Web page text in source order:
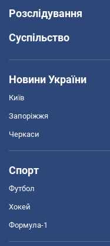
Розслідування
Суспільство
Новини України
Київ
Запоріжжя
Черкаси
Спорт
Футбол
Хокей
Формула-1